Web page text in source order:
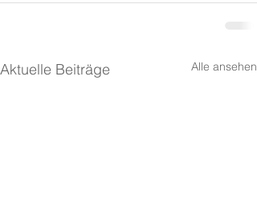
Aktuelle Beiträge Alle ansehen